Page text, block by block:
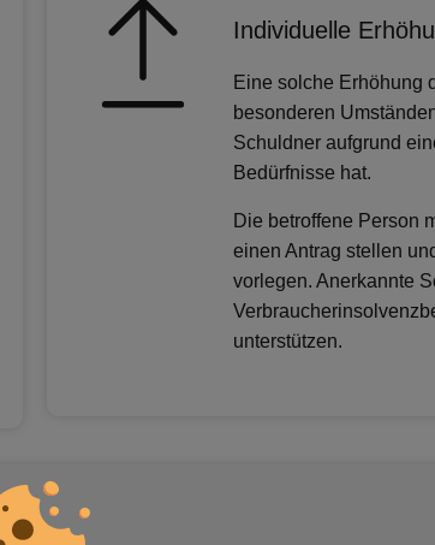
Individuelle
Eine solche Erhöhung
besonderen
Schuldner aufgrund
Bedürfnisse hat.
Die betroffene Person
einen Antrag stellen
vorlegen. Anerkannte
unterstützen.